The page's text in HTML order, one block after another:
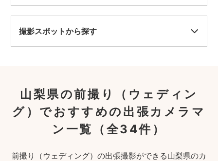
撮影スポットから探す
山梨県の前撮り（ウェディン
グ）でおすすめの出張カメラマ
ン一覧
（全34件）
前撮り（ウェディング）の出張撮影ができる山梨県のカ